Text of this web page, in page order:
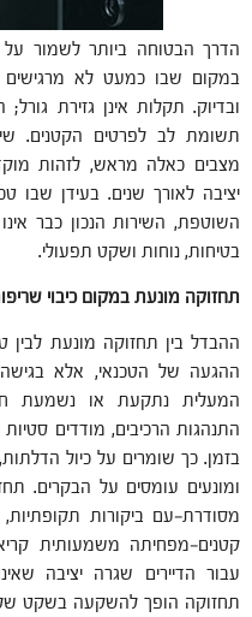
הדרך הבטוחה ביותר לשמור על
במקום שבו כמעט לא
ובדיוק. תקלות אינן גזירת
תשומת לב לפרטים הקטנים.
מצבים כאלה מראש, לזהות
יציבה לאורך שנים. בעידן שבו
השוטפת, השירות הנכון כבר
בטיחות, נוחות ושקט תפעולי.
תחזוקה מונעת במקום כיבוי
ההבדל בין תחזוקה מונעת
ההגעה של הטכנאי, אלא
המעלית נתקעת או נשמעת
התנהגות הרכיבים, מודדים
בזמן. כך שומרים על כיול
ומונעים עומסים על הבקרים.
מסודרת—עם ביקורות
קטנים—מפחיתה משמעותית
עבור הדיירים שגרה יציבה
תחזוקה הופך להשקעה בשקט